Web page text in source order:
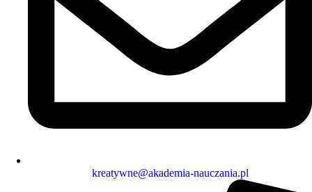
kreatywne@akademia-nauczania.pl